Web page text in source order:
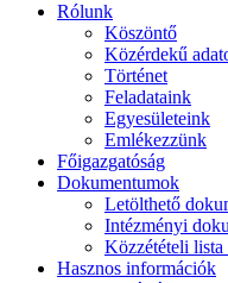
Rólunk
Köszöntő
Közérdekű
Történet
Feladataink
Egyesületeink
Emlékezzünk
Főigazgatóság
Dokumentumok
Letölthető
Intézményi
Közzétételi
Hasznos információk